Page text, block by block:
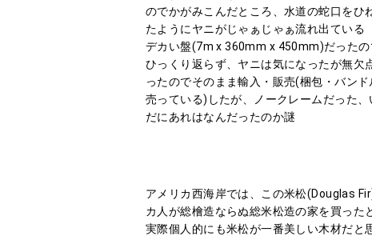
のでかがみこんだところ、水道の蛇口をひ
たようにヤニがじゃぁじゃぁ流れ出ている
デカい盤(7m x 360mm x 450mm)だったの
ひっくり返らず、ヤニは気になったが無欠
ったのでそのまま輸入・販売(梱包・バンド
売っている)したが、ノークレームだった、
だにあれはなんだったのか謎
アメリカ西海岸では、この米松(Douglas
カ人が総檜造ならぬ総米松造の家を買った
実際個人的にも米松が一番美しい木材だと